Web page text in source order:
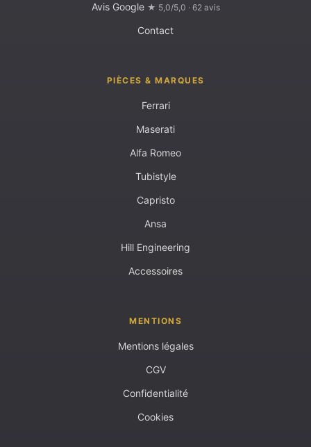
Avis Google ★ 5,0/5,0 · 62 avis
Contact
PIÈCES & MARQUES
Ferrari
Maserati
Alfa Romeo
Tubistyle
Capristo
Ansa
Hill Engineering
Accessoires
MENTIONS
Mentions légales
CGV
Confidentialité
Cookies